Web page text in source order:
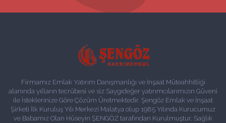
Firmamız Emlak Yatırım Danışmanlığı ve İnşaat Müteahhitliği
alanında yılların tecrübesi ve siz Saygıdeğer yatırımcılarımızın Güveni
ile İsteklerinize Göre Çözüm Üretmektedir. Şengöz Emlak ve İnşaat
Şirketi İlk Kuruluş Yılı Merkezi Malatya olup 1985 Yılında Kurucumuz
ve Babamız Olan Hüseyin ŞENGÖZ tarafından Kurulmuştur. Sağlık